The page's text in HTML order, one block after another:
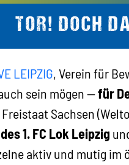
TOR! DOCH
LEIPZIG, Verein für
sein mögen —für
Sachsen
1. FC Lok Leipzig
aktiv und mutig